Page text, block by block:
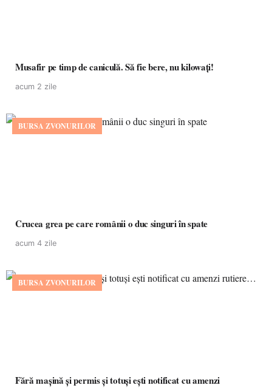
Musafir pe timp de caniculă. Să fie bere, nu kilowați!
acum 2 zile
BURSA ZVONURILOR
Crucea grea pe care românii o duc singuri în spate
acum 4 zile
BURSA ZVONURILOR
Fără mașină și permis și totuși ești notificat cu amenzi